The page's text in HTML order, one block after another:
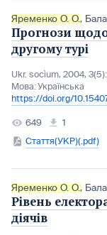
Яременко О. О.,
Прогнози щодо
другому турі
Ukr. socìum, 2004, 3(5):
Мова:Українська
https://doi.org/
649
1
Стаття(УКР)(.pdf)
Яременко О. О.,
Рівень
діячів